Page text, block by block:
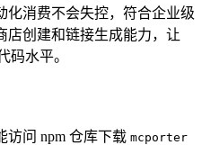
化消费不会失控，符合企业级
店创建和链接生成能力，让
码水平。
访问 npm 仓库下载 mcporter